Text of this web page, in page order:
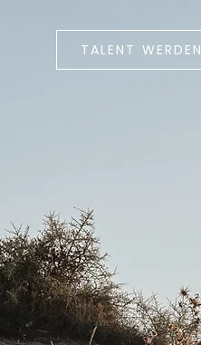
TALENT WERDEN